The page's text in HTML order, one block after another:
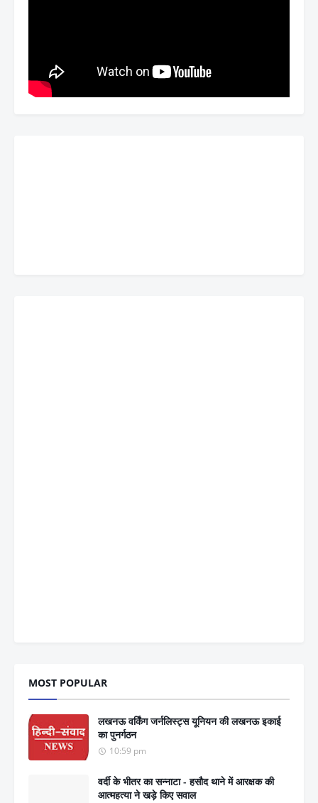
MOST POPULAR
लखनऊ वर्किंग जर्नलिस्ट्स यूनियन की लखनऊ इकाई
का पुनर्गठन
10:59 pm
वर्दी के भीतर का सन्नाटा - हसौद थाने में आरक्षक की
आत्महत्या ने खड़े किए सवाल